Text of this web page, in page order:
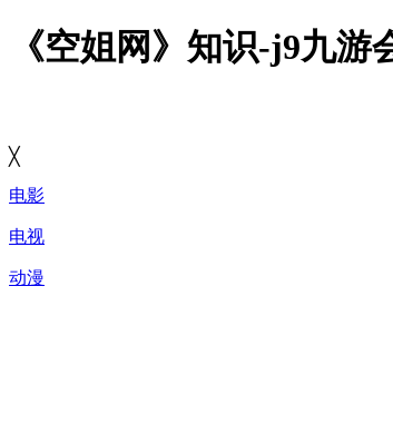
《空姐网》知识-j9九
╳
电影
电视
动漫